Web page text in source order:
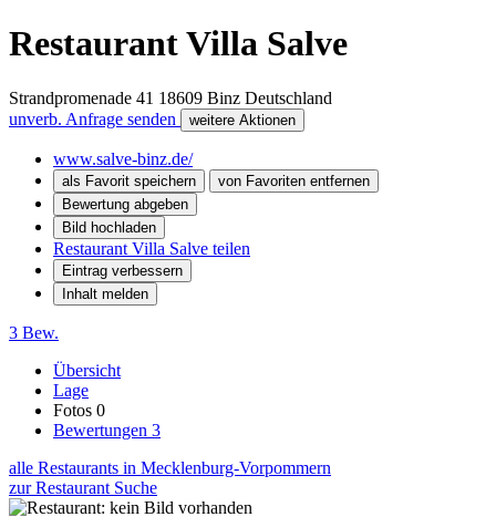
Restaurant Villa Salve
Strandpromenade 41 18609 Binz Deutschland
unverb. Anfrage senden
weitere Aktionen
www.salve-binz.de/
als Favorit speichern
von Favoriten entfernen
Bewertung abgeben
Bild hochladen
Restaurant Villa Salve teilen
Eintrag verbessern
Inhalt melden
3 Bew.
Übersicht
Lage
Fotos 0
Bewertungen 3
alle Restaurants in Mecklenburg-Vorpommern
zur Restaurant Suche